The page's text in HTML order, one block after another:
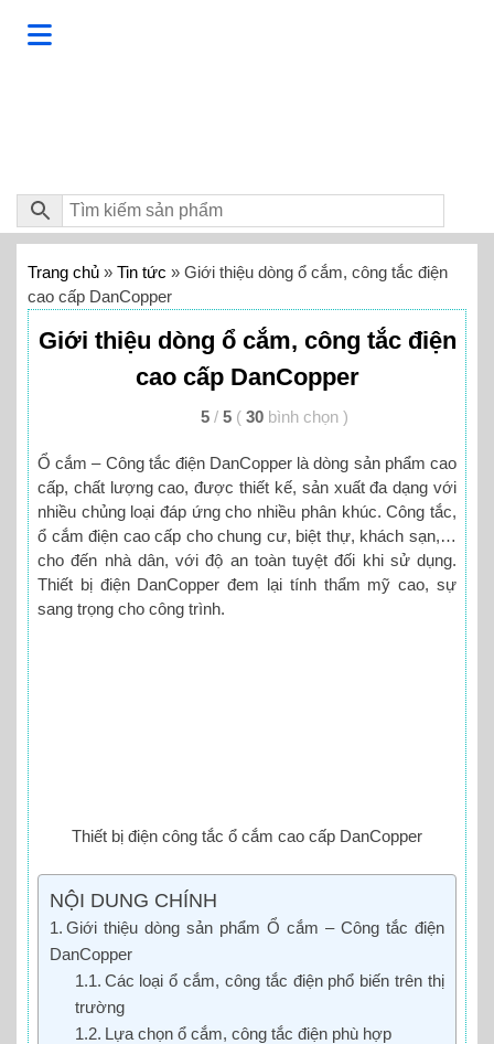
Trang chủ » Tin tức » Giới thiệu dòng ổ cắm, công tắc điện
cao cấp DanCopper
Giới thiệu dòng ổ cắm, công tắc điện
cao cấp DanCopper
5 / 5 ( 30 bình chọn )
Ổ cắm – Công tắc điện DanCopper là dòng sản phẩm cao
cấp, chất lượng cao, được thiết kế, sản xuất đa dạng với
nhiều chủng loại đáp ứng cho nhiều phân khúc. Công tắc,
ổ cắm điện cao cấp cho chung cư, biệt thự, khách sạn,…
cho đến nhà dân, với độ an toàn tuyệt đối khi sử dụng.
Thiết bị điện DanCopper đem lại tính thẩm mỹ cao, sự
sang trọng cho công trình.
Thiết bị điện công tắc ổ cắm cao cấp DanCopper
NỘI DUNG CHÍNH
Giới thiệu dòng sản phẩm Ổ cắm – Công tắc điện
DanCopper
Các loại ổ cắm, công tắc điện phổ biến trên thị
trường
Lựa chọn ổ cắm, công tắc điện phù hợp